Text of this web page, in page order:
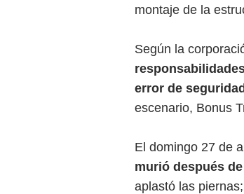
montaje de la
Según la
error de seguridad
escenario, Bonus
El domingo 27 de
murió después
aplastó las